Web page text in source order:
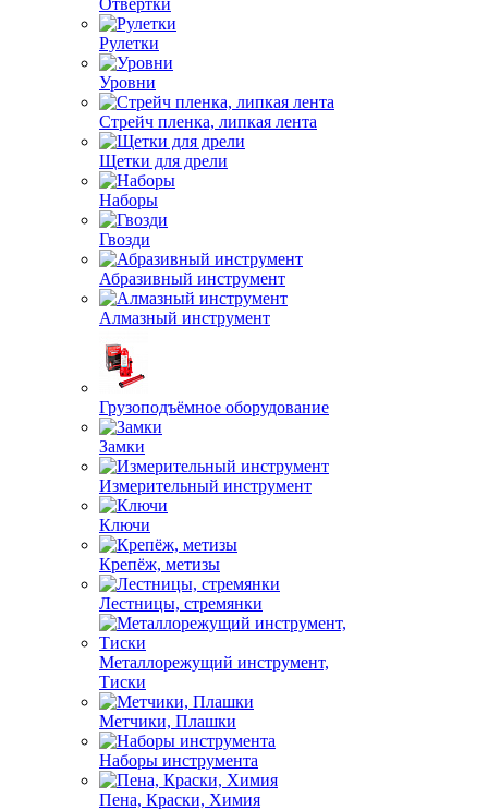
Отвертки
Рулетки
Уровни
Стрейч пленка, липкая лента
Щетки для дрели
Наборы
Гвозди
Абразивный инструмент
Алмазный инструмент
Грузоподъёмное оборудование
Замки
Измерительный инструмент
Ключи
Крепёж, метизы
Лестницы, стремянки
Металлорежущий инструмент,
Тиски
Метчики, Плашки
Наборы инструмента
Пена, Краски, Химия